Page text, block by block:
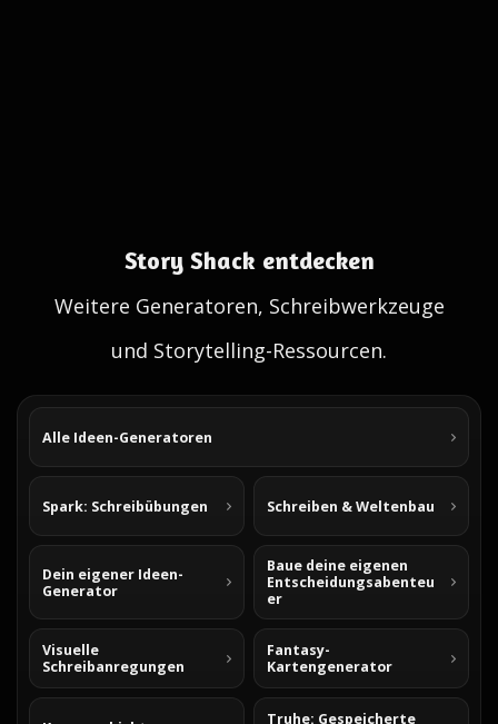
Story Shack entdecken
Weitere Generatoren, Schreibwerkzeuge
und Storytelling-Ressourcen.
Alle Ideen-Generatoren
Spark: Schreibübungen Schreiben & Weltenbau
Dein eigener Ideen-
Generator
Baue deine eigenen
Entscheidungsabenteu
er
Visuelle
Schreibanregungen
Fantasy-
Kartengenerator
Truhe: Gespeicherte